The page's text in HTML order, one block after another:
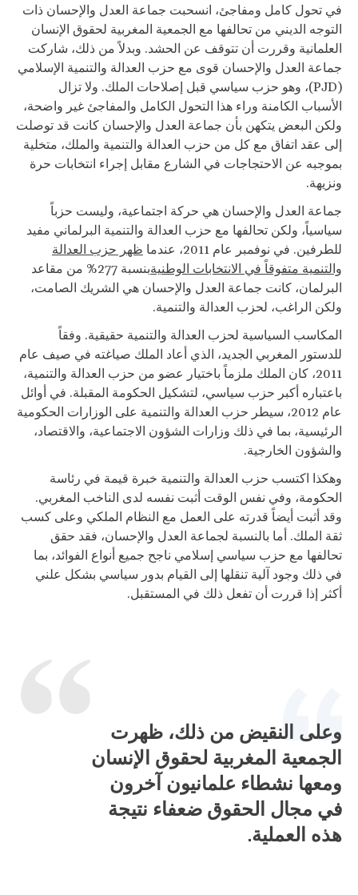
في تحول كامل ومفاجئ، انسحبت جماعة العدل والإحسان ذات
التوجه الديني من تحالفها مع الجمعية المغربية لحقوق الإنسان
العلمانية وقررت أن تتوقف عن الحشد. وبدلاً من ذلك، شاركت
جماعة العدل والإحسان قوى مع حزب العدالة والتنمية الإسلامي
(PJD)، وهو حزب سياسي قبل إصلاحات الملك. ولا تزال
الأسباب الكامنة وراء هذا التحول الكامل والمفاجئ غير واضحة،
ولكن البعض يتكهن بأن جماعة العدل والإحسان كانت قد توصلت
إلى عقد اتفاق مع كل من حزب العدالة والتنمية والملك، متخلية
بموجبه عن الاحتجاجات في الشارع مقابل إجراء انتخابات حرة
ونزيهة.
جماعة العدل والإحسان هي حركة اجتماعية، وليست حزباً
سياسياً، ولكن تحالفها مع حزب العدالة والتنمية البرلماني مفيد
للطرفين. في نوفمبر عام 2011، عندما
ظهر حزب العدالة
والتنمية متفوقاً في الانتخابات الوطنية
بنسبة 277% من مقاعد
البرلمان، كانت جماعة العدل والإحسان هي الشريك الصامت،
ولكن الراغب، لحزب العدالة والتنمية.
المكاسب السياسية لحزب العدالة والتنمية حقيقية. وفقاً
للدستور المغربي الجديد، الذي أعاد الملك صياغته في صيف عام
2011، كان الملك ملزماً باختيار عضو من حزب العدالة والتنمية،
باعتباره أكبر حزب سياسي، لتشكيل الحكومة المقبلة. في أوائل
عام 2012، سيطر حزب العدالة والتنمية على الوزارات الحكومية
الرئيسية، بما في ذلك وزارات الشؤون الاجتماعية، والاقتصاد،
والشؤون الخارجية.
وهكذا اكتسب حزب العدالة والتنمية خبرة قيمة في رئاسة
الحكومة، وفي نفس الوقت أثبت نفسه لدى الناخب المغربي.
وقد أثبت أيضاً قدرته على العمل مع النظام الملكي وعلى كسب
ثقة الملك. أما بالنسبة لجماعة العدل والإحسان، فقد حقق
تحالفها مع حزب سياسي إسلامي ناجح جميع أنواع الفوائد، بما
في ذلك وجود آلية تنقلها إلى القيام بدور سياسي بشكل علني
أكثر إذا قررت أن تفعل ذلك في المستقبل.
وعلى النقيض من ذلك، ظهرت
الجمعية المغربية لحقوق الإنسان
ومعها نشطاء علمانيون آخرون
في مجال الحقوق ضعفاء نتيجة
هذه العملية.